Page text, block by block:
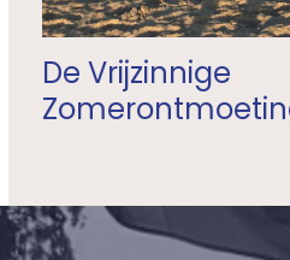
De Vrijzinnige